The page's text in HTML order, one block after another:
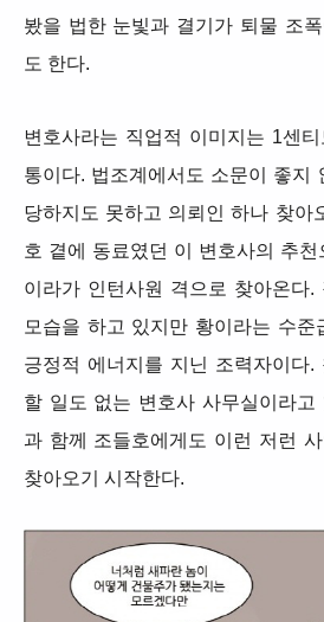
봤을 법한 눈빛과 결기가 퇴물 조
도 한다.
변호사라는 직업적 이미지는 1센
통이다. 법조계에서도 소문이 좋지
당하지도 못하고 의뢰인 하나 찾아
호 곁에 동료였던 이 변호사의 추
이라가 인턴사원 격으로 찾아온다.
모습을 하고 있지만 황이라는 수준
긍정적 에너지를 지닌 조력자이다.
할 일도 없는 변호사 사무실이라고
과 함께 조들호에게도 이런 저런
찾아오기 시작한다.